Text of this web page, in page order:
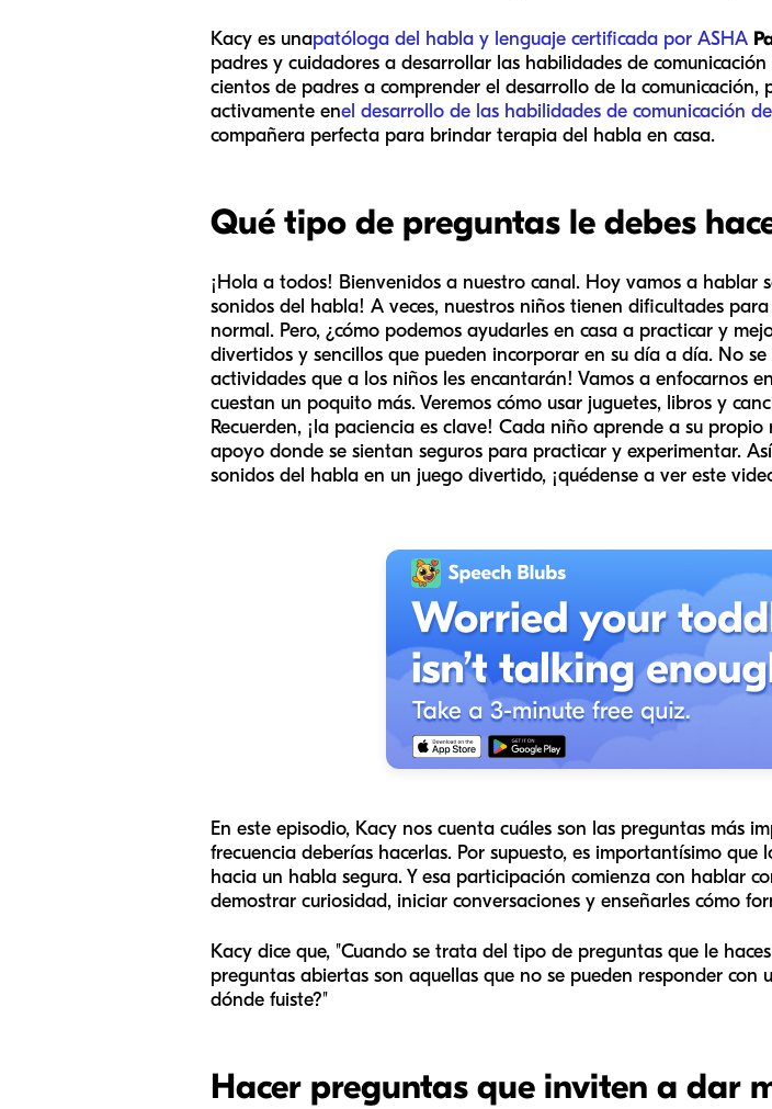
Kacy es unapatóloga del habla y lenguaje certificada por ASHA
padres y cuidadores a desarrollar las habilidades de
cientos de padres a comprender el desarrollo de la
activamente enel desarrollo de las habilidades de comunicación
compañera perfecta para brindar terapia del habla en casa.
Qué tipo de preguntas le debes
¡Hola a todos! Bienvenidos a nuestro canal. Hoy vamos a hablar
sonidos del habla! A veces, nuestros niños tienen dificultades
normal. Pero, ¿cómo podemos ayudarles en casa a practicar y
divertidos y sencillos que pueden incorporar en su día a día. No
actividades que a los niños les encantarán! Vamos a enfocarnos
cuestan un poquito más. Veremos cómo usar juguetes, libros y
Recuerden, ¡la paciencia es clave! Cada niño aprende a su
apoyo donde se sientan seguros para practicar y experimentar.
sonidos del habla en un juego divertido, ¡quédense a ver este
En este episodio, Kacy nos cuenta cuáles son las preguntas más
frecuencia deberías hacerlas. Por supuesto, es importantísimo
hacia un habla segura. Y esa participación comienza con hablar
demostrar curiosidad, iniciar conversaciones y enseñarles cómo
Kacy dice que, "Cuando se trata del tipo de preguntas que le
preguntas abiertas son aquellas que no se pueden responder con
dónde fuiste?"
Hacer preguntas que inviten a dar